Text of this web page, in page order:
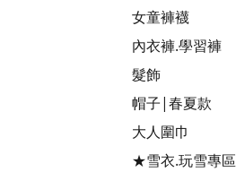
女童褲襪
內衣褲.學習褲
髮飾
帽子|春夏款
大人圍巾
★雪衣.玩雪專區